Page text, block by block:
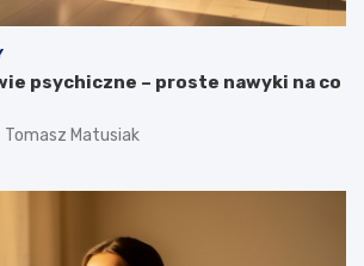
psychiczne – proste nawyki na co
Tomasz Matusiak